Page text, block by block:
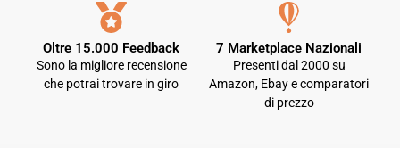
Oltre 15.000 Feedback
Sono la migliore recensione
che potrai trovare in giro
7 Marketplace Nazionali
Presenti dal 2000 su
Amazon, Ebay e comparatori
di prezzo